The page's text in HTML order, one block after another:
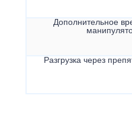
Дополнительное
Разгрузка через